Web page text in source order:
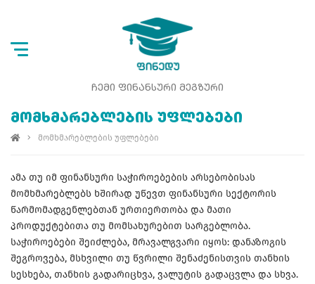
ᲩᲔᲛᲘ ᲤᲘᲜᲐᲜᲡᲣᲠᲘ ᲛᲔᲒᲖᲣᲠᲘ
ᲛᲝᲛᲮᲛᲐᲠᲔᲑᲚᲔᲑᲘᲡ ᲣᲤᲚᲔᲑᲔᲑᲘ
მომხმარებლების უფლებები
ამა თუ იმ ფინანსური საჭიროებების არსებობისას
მომხმარებლებს ხშირად უწევთ ფინანსური სექტორის
წარმომადგენლებთან ურთიერთობა და მათი
პროდუქტებითა თუ მომსახურებით სარგებლობა.
საჭიროებები შეიძლება, მრავალგვარი იყოს: დანაზოგის
შეგროვება, მსხვილი თუ წვრილი შენაძენისთვის თანხის
სესხება, თანხის გადარიცხვა, ვალუტის გადაცვლა და სხვა.